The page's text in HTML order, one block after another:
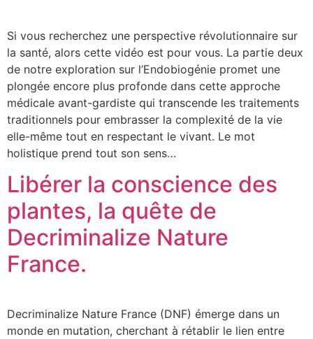
Si vous recherchez une perspective révolutionnaire sur
la santé, alors cette vidéo est pour vous. La partie deux
de notre exploration sur l’Endobiogénie promet une
plongée encore plus profonde dans cette approche
médicale avant-gardiste qui transcende les traitements
traditionnels pour embrasser la complexité de la vie
elle-même tout en respectant le vivant. Le mot
holistique prend tout son sens…
Libérer la conscience des
plantes, la quête de
Decriminalize Nature
France.
Decriminalize Nature France (DNF) émerge dans un
monde en mutation, cherchant à rétablir le lien entre